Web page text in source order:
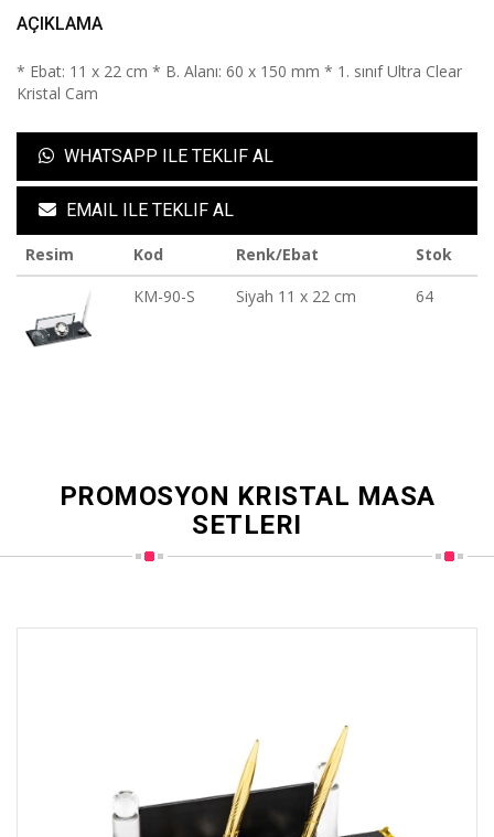
AÇIKLAMA
* Ebat: 11 x 22 cm * B. Alanı: 60 x 150 mm * 1. sınıf Ultra Clear
Kristal Cam
WHATSAPP ILE TEKLIF AL
EMAIL ILE TEKLIF AL
Resim Kod Renk/Ebat
Stok
KM-90-S
Siyah 11 x 22 cm 64
PROMOSYON KRISTAL MASA
SETLERI